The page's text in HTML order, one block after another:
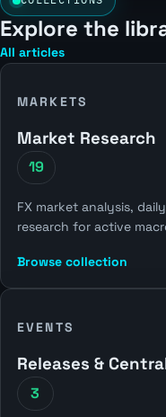
Explore the
All articles
MARKETS
Market Research
19
FX market analysis,
research for active
Browse collection
EVENTS
Releases &
3